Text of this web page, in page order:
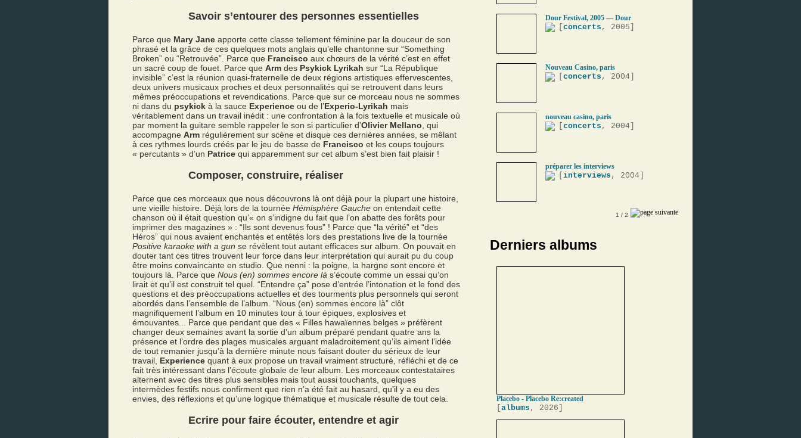
Savoir s’entourer des personnes essentielles
Parce que Mary Jane apporte cette classe tellement féminine par la douceur de son
phrasé et la grâce de ces quelques mots anglais qu’elle chantonne sur “Something
Broken” ou “Retrouvée”. Parce que Francisco aux chœurs de la vérité c’est en effet
un sacré coup de fouet. Parce que Arm des Psykick Lyrikah sur “La République
invisible” c’est la réunion quasi-fraternelle de deux régions artistiques effervescentes,
deux univers musicaux proches et deux personnalités qui se retrouvent dans leurs
mêmes préoccupations et revendications. Parce que sur ce morceau nous ne sommes
ni dans du psykick à la sauce Experience ou de l’Experio-Lyrikah mais
véritablement dans un travail inédit : une confrontation à la fois textuelle et musicale où
par moment la guitare semble rappeler le son si particulier d’Olivier Mellano , qui
accompagne Arm régulièrement sur scène et disque ces dernières années, se mêlant
à ces rythmes lourds créés par le jeu de basse de Francisco et les coups toujours
« percutants » d’un Patrice qui apparemment sur cet album s’est bien fait plaisir !
Composer, construire, réaliser
Parce que ces morceaux que nous découvrons là ont déjà pour la plupart une histoire,
une vieille histoire. Déjà lors de la tournée Hémisphère Gauche on entendait cette
chanson où il était question qu’« on s’indigne du fait que l’on abatte des forêts pour
imprimer des magazines » : “Ils sont devenus fous” ! Parce que “la vérité” et “des
Héros” qui nous avaient enchantés et entêtés lors des prestations live de la tournée
Positive karaoke with a gun se révèlent tout autant efficaces sur album. On pouvait en
douter tant ces titres trouvent leur force dans leur interprétation qui aurait pu du coup
être moins convaincante en studio. Que nenni : la poigne, la hargne sont encore et
toujours là. Parce que Nous (en) sommes encore là s’écoute comme un essai qu’on
lirait et qu’il est construit tel quel. “Entendre ça” pose d’entrée l’intonation et le fond des
questions et des préoccupations actuelles et des tourments plus personnels qui seront
abordés dans l’ensemble de l’album. “Nous (en) sommes encore là” clôt
magnifiquement l’album en 10 minutes tour à tour épiques, explosives et
émouvantes... Parce que pendant que des « Filles hawaïennes belges » préfèrent
changer deux semaines avant la sortie d’un album préparé pendant quatre ans la
présence et l’ordre des plages musicales arguant maladroitement qu’ils aiment l’idée
de tout remanier jusqu’à la dernière minute nous faisant douter du sérieux de leur
travail, Experience quant à eux propose un travail vraiment structuré, réfléchi et de ce
fait très intéressant dans l’écoute globale de leur album. Les morceaux contestataires
alternent avec des titres plus sensibles mais tout aussi touchants, quelques
intermèdes festifs nous confirment que rien n’a été fait au hasard, qu’il y a eu des
envies, des réflexions et qu’une logique thématique et musicale résulte de tout cela.
Ecrire pour faire écouter, entendre et agir
Dour Festival, 2005 — Dour
concerts , 2005]
Nouveau Casino, paris
concerts , 2004]
nouveau casino, paris
concerts , 2004]
préparer les interviews
interviews , 2004]
1 / 2
Derniers albums
Placebo - Placebo Re:created
albums , 2026]